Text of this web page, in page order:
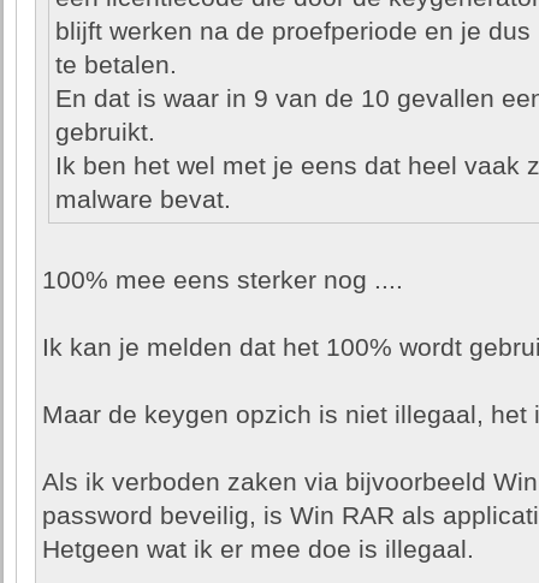
blijft werken na de proefperiode en je
te betalen.
En dat is waar in 9 van de 10 gevallen
gebruikt.
Ik ben het wel met je eens dat heel vaak
malware bevat.
100% mee eens sterker nog ....
Ik kan je melden dat het 100% wordt
Maar de keygen opzich is niet illegaal, het
Als ik verboden zaken via bijvoorbeeld
password beveilig, is Win RAR als
Hetgeen wat ik er mee doe is illegaal.